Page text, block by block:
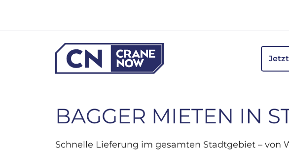
springen
BAGGER MIETEN IN
Schnelle Lieferung im gesamten Stadtgebiet – von